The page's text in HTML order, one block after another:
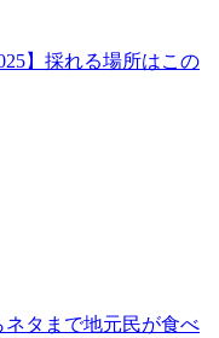
】採れる場所はこの
ネタまで地元民が食べ